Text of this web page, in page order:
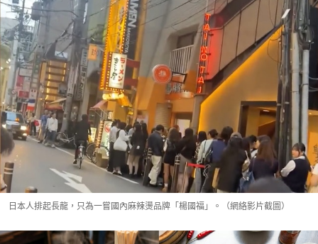
日本人排起長龍，只為一嘗國內麻辣燙品牌「楊國福」。（網絡影片截圖）